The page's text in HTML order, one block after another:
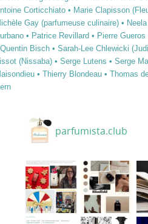
Corticchiato • Marie Clapisson
Gay (parfumeuse culinaire) •
• Patrice Revillard • Pierre Gueros
Bisch • Sarah-Lee Chlewicki
(Nissaba) • Serge Lutens • Serge
• Thierry Blondeau • Thomas
parfumista.club